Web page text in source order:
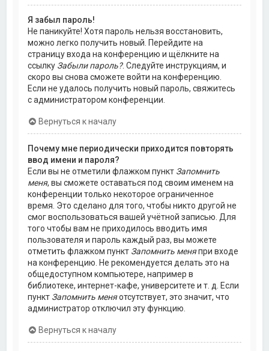
Я забыл пароль!
Не паникуйте! Хотя пароль нельзя восстановить,
можно легко получить новый. Перейдите на
страницу входа на конференцию и щёлкните на
ссылку Забыли пароль?. Следуйте инструкциям, и
скоро вы снова сможете войти на конференцию.
Если не удалось получить новый пароль, свяжитесь
с администратором конференции.
Вернуться к началу
Почему мне периодически приходится повторять
ввод имени и пароля?
Если вы не отметили флажком пункт Запомнить
меня, вы сможете оставаться под своим именем на
конференции только некоторое ограниченное
время. Это сделано для того, чтобы никто другой не
смог воспользоваться вашей учётной записью. Для
того чтобы вам не приходилось вводить имя
пользователя и пароль каждый раз, вы можете
отметить флажком пункт Запомнить меняпри входе
на конференцию. Не рекомендуется делать это на
общедоступном компьютере, например в
библиотеке, интернет-кафе, университете и т. д. Если
пункт Запомнить меняотсутствует, это значит, что
администратор отключил эту функцию.
Вернуться к началу